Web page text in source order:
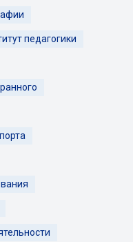
педагогики